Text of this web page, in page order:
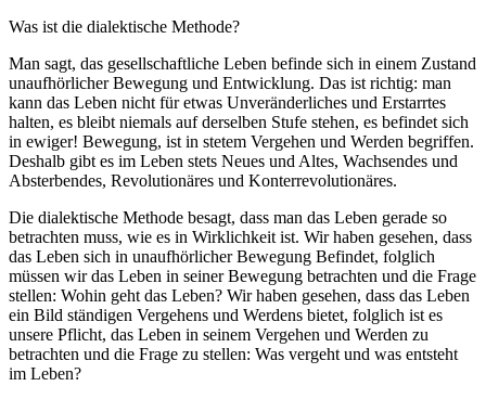
Was ist die dialektische Methode?
Man sagt, das gesellschaftliche Leben befinde sich in einem Zustand
unaufhörlicher Bewegung und Entwicklung. Das ist richtig: man
kann das Leben nicht für etwas Unveränderliches und Erstarrtes
halten, es bleibt niemals auf derselben Stufe stehen, es befindet sich
in ewiger! Bewegung, ist in stetem Vergehen und Werden begriffen.
Deshalb gibt es im Leben stets Neues und Altes, Wachsendes und
Absterbendes, Revolutionäres und Konterrevolutionäres.
Die dialektische Methode besagt, dass man das Leben gerade so
betrachten muss, wie es in Wirklichkeit ist. Wir haben gesehen, dass
das Leben sich in unaufhörlicher Bewegung Befindet, folglich
müssen wir das Leben in seiner Bewegung betrachten und die Frage
stellen: Wohin geht das Leben? Wir haben gesehen, dass das Leben
ein Bild ständigen Vergehens und Werdens bietet, folglich ist es
unsere Pflicht, das Leben in seinem Vergehen und Werden zu
betrachten und die Frage zu stellen: Was vergeht und was entsteht
im Leben?